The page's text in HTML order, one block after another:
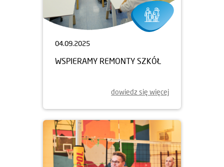
04.09.2025
WSPIERAMY REMONTY SZKÓŁ
dowiedz się więcej